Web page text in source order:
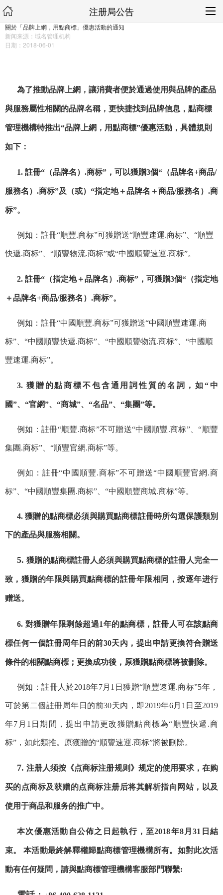
注册局公告
關於「品牌上網，用點商標」優惠活動的通知
新闻来源：域名管理机构
日期：2018-06-01
為了推動品牌上網，讓消費者便於通過使用與品牌的產品
與服務屬性相關的品牌名稱，更快捷找到品牌信息 ，點商標
管理機構特推出“品牌上網，用點商標”優惠活動，具體規則
如下：
1. 註冊“（品牌名） .商标”，可以獲贈3個“（品牌名+商品/
服務名） .商标”及（或）“指定地＋品牌名＋商品/服務名） .商
标”。
例如：註冊“順豐.商标”可獲贈送“順豐速運.商标”、“順豐
快遞.商标”、“順豐物流.商标”或“中國順豐速運.商标”。
2. 註冊“（指定地＋品牌名） .商标”， 可獲贈3個“（指定地
＋品牌名+商品/服務名） .商标”。
例如：註冊“中國順豐.商标”可獲贈送“中國順豐速運.商
标”、“中國順豐快遞.商标”、“中國順豐物流.商标”、“中國順
豐速運.商标”。
3. 獲贈的點商標不包含通用詞性質的名詞，如“中
國”、“官網”、“商城”、“名品”、“集團”等。
例如：註冊“順豐.商标”不可贈送“中國順豐.商标”、“順豐
集團.商标”、“順豐官網.商标”等。
例如：註冊“中國順豐.商标”不可贈送“中國順豐官網.商
标”、“中國順豐集團.商标”、“中國順豐商城.商标”等。
4. 獲贈的點商標必須與購買點商標註冊時所勾選保護類別
下的產品與服務相關。
5.獲贈的點商標註冊人必須與購買點商標的註冊人完全一
致，獲贈的年限與購買點商標的註冊年限相同，按逐年进行
赠送。
6. 對獲贈年限剩餘超過1年的點商標， 註冊人可在該點商
標任何一個註冊周年日的前30天內，提出申請更換符合贈送
條件的相關點商標；更換成功後，原獲贈點商標將被刪除。
例如：註冊人於2018年7月1日獲贈“順豐速運.商标”5年，
可於第二個註冊周年日的前30天內，即2019年6月1日至2019
年7月1日期間，提出申請更改獲贈點商標為“順豐快遞.商
标”，如此類推。原獲贈的“順豐速運.商标”將被刪除。
7.注册人须按《点商标注册规则》规定的使用要求，在购
买的点商标及获赠的点商标注册后将其解析指向网站，以及
使用于商品和服务的推广中。
本次優惠活動自公佈之日起執行，至2018年8月31 日結
束。 本活動最終解釋權歸點商標管理機構所有。如對此次活
動有任何疑問，請與點商標管理機構客服部門聯繫: